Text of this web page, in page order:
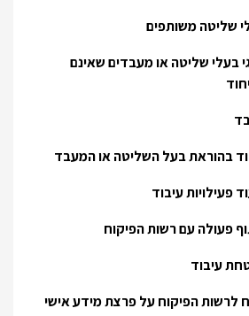
נציגי בעלי שליטה או מעבדים שאינם